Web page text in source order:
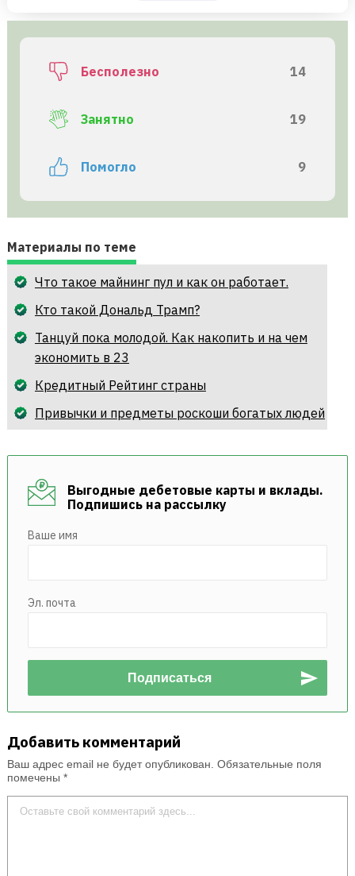
Бесполезно 14
Занятно 19
Помогло 9
Материалы по теме
Что такое майнинг пул и как он работает.
Кто такой Дональд Трамп?
Танцуй пока молодой. Как накопить и на чем
экономить в 23
Кредитный Рейтинг страны
Привычки и предметы роскоши богатых людей
Выгодные дебетовые карты и вклады.
Подпишись на рассылку
Ваше имя
Эл. почта
Добавить комментарий
Ваш адрес email не будет опубликован. Обязательные поля
помечены *